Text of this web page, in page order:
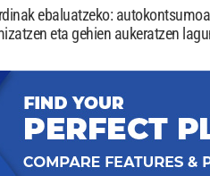
ebaluatzeko:
eta gehien aukeratzen